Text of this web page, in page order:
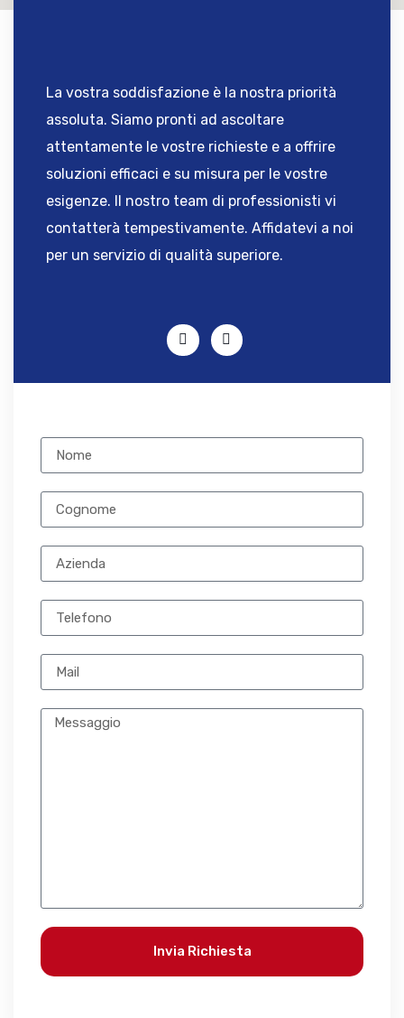
La vostra soddisfazione è la nostra priorità
assoluta. Siamo pronti ad ascoltare
attentamente le vostre richieste e a offrire
soluzioni efficaci e su misura per le vostre
esigenze. Il nostro team di professionisti vi
contatterà tempestivamente. Affidatevi a noi
per un servizio di qualità superiore.
Invia Richiesta